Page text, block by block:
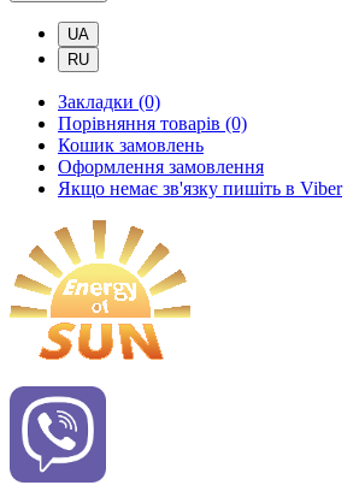
UA
RU
Закладки (0)
Порівняння товарів (0)
Кошик замовлень
Оформлення замовлення
Якщо немає зв'язку пишіть в Viber